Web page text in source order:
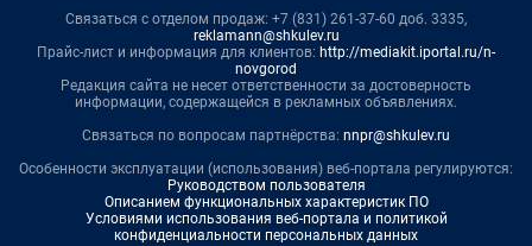
Связаться с отделом продаж: +7 (831) 261-37-60 доб. 3335,
reklamann@shkulev.ru
Прайс-лист и информация для клиентов: http://mediakit.iportal.ru/n-
novgorod
Редакция сайта не несет ответственности за достоверность
информации, содержащейся в рекламных объявлениях.
Связаться по вопросам партнёрства: nnpr@shkulev.ru
Особенности эксплуатации (использования) веб-портала регулируются:
Руководством пользователя
Описанием функциональных характеристик ПО
Условиями использования веб-портала и политикой
конфиденциальности персональных данных